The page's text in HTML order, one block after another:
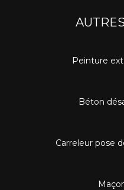
Peinture
Béton
Carreleur pose